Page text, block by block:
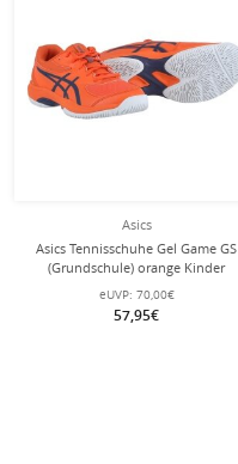
Asics
Asics Tennisschuhe Gel Game GS
(Grundschule) orange Kinder
eUVP: 70,00€
57,95€